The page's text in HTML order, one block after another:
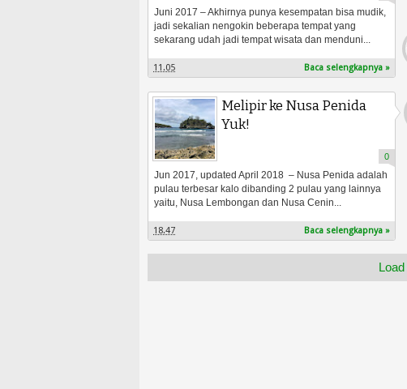
Juni 2017 – Akhirnya punya kesempatan bisa mudik,
jadi sekalian nengokin beberapa tempat yang
sekarang udah jadi tempat wisata dan menduni...
11.05 Baca selengkapnya »
Melipir ke Nusa Penida
Yuk!
0
Jun 2017, updated April 2018 – Nusa Penida adalah
pulau terbesar kalo dibanding 2 pulau yang lainnya
yaitu, Nusa Lembongan dan Nusa Cenin...
18.47 Baca selengkapnya »